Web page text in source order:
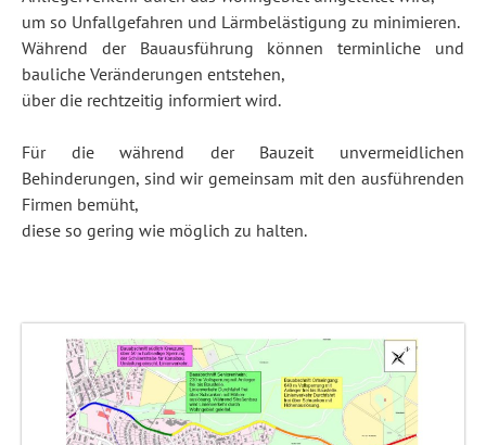
um so Unfallgefahren und Lärmbelästigung zu minimieren.
Während der Bauausführung können terminliche und
bauliche Veränderungen entstehen,
über die rechtzeitig informiert wird.
Für die während der Bauzeit unvermeidlichen
Behinderungen, sind wir gemeinsam mit den ausführenden
Firmen bemüht,
diese so gering wie möglich zu halten.